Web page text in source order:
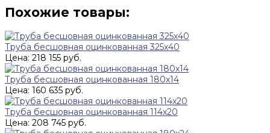
Похожие товары:
Труба бесшовная оцинкованная 325х40
Цена: 218 155 руб.
Труба бесшовная оцинкованная 180х14
Цена: 160 635 руб.
Труба бесшовная оцинкованная 114х20
Цена: 208 745 руб.